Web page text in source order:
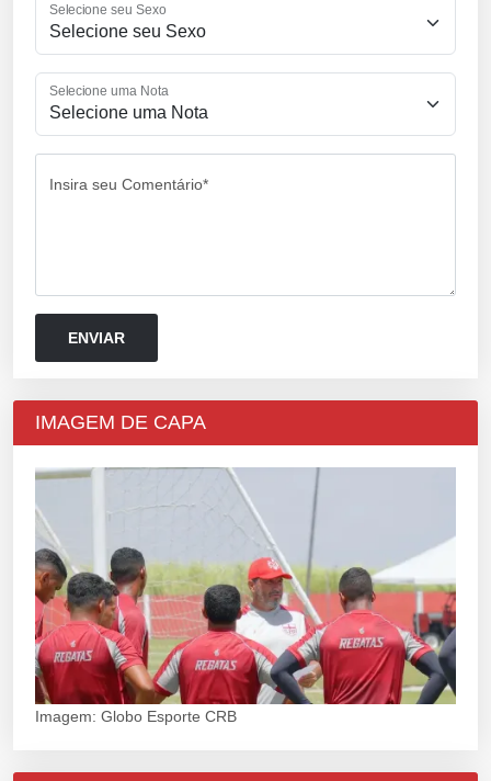
Selecione seu Sexo
Selecione uma Nota
Insira seu Comentário*
IMAGEM DE CAPA
Imagem: Globo Esporte CRB